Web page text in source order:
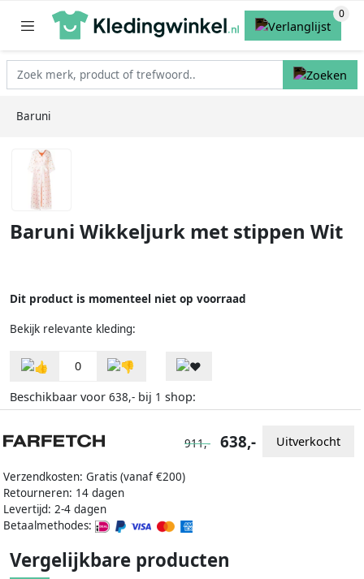
Baruni
Baruni Wikkeljurk met stippen Wit
Dit product is momenteel niet op voorraad
Bekijk relevante kleding:
0
Beschikbaar voor 638,- bij 1 shop:
Verzendkosten: Gratis (vanaf €200)
Retourneren: 14 dagen
Levertijd: 2-4 dagen
Betaalmethodes:
911,- 638,- Uitverkocht
Vergelijkbare producten